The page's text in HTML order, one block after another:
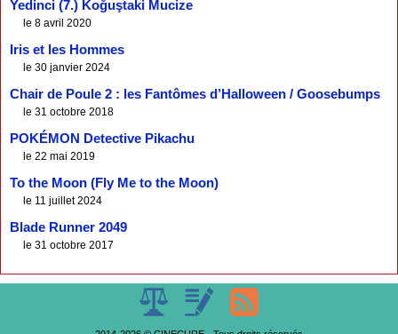
Yedinci (7.) Koğuştaki Mucize
le 8 avril 2020
Iris et les Hommes
le 30 janvier 2024
Chair de Poule 2 : les Fantômes d’Halloween / Goosebumps
le 31 octobre 2018
POKÉMON Detective Pikachu
le 22 mai 2019
To the Moon (Fly Me to the Moon)
le 11 juillet 2024
Blade Runner 2049
le 31 octobre 2017